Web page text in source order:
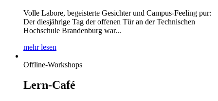
Volle Labore, begeisterte Gesichter und Campus-Feeling pur:
Der diesjährige Tag der offenen Tür an der Technischen
Hochschule Brandenburg war...
mehr lesen
Offline-Workshops
Lern-Café